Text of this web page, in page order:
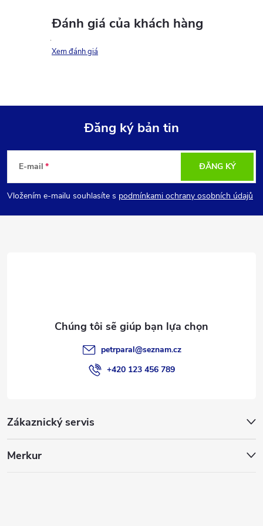
Đánh giá của khách hàng
Xem đánh giá
C
h
â
Đăng ký bản tin
E-mail
Vložením e-mailu souhlasíte s podmínkami ochrany osobních údajů
ĐĂNG KÝ
Zákaznický servis
Merkur
petrparal@seznam.cz
+420 123 456 789